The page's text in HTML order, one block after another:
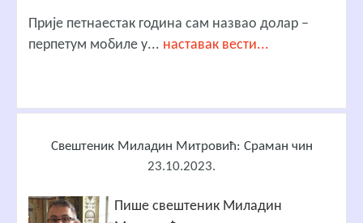
Прије петнаестак година сам назвао долар –
перпетум мобиле у... наставак вести...
Свештеник Миладин Митровић: Сраман чин
23.10.2023.
Пише свештеник Миладин